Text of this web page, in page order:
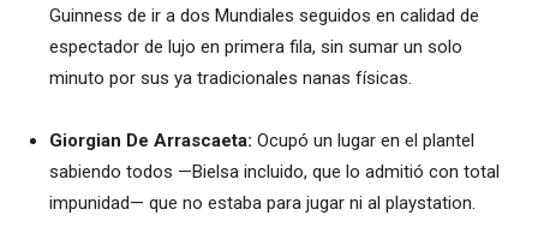
Guinness de ir a dos Mundiales seguidos en calidad de
espectador de lujo en primera fila, sin sumar un solo
minuto por sus ya tradicionales nanas físicas.
Giorgian De Arrascaeta: Ocupó un lugar en el plantel
sabiendo todos —Bielsa incluido, que lo admitió con total
impunidad— que no estaba para jugar ni al playstation.